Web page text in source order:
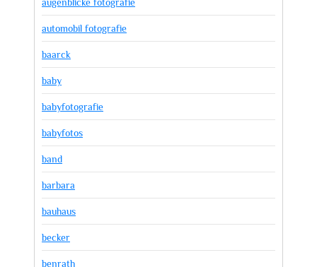
automobil fotografie
baarck
baby
babyfotografie
babyfotos
band
barbara
bauhaus
becker
benrath